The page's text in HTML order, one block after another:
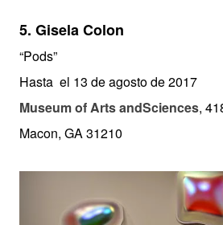
5. Gisela Colon
“Pods”
Hasta el 13 de agosto de 2017
Museum of Arts andSciences,
Macon, GA 31210